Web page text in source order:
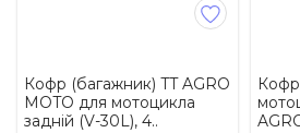
Кофр (багажник) TT AGRO
MOTO для мотоцикла
задній (V-30L), 4..